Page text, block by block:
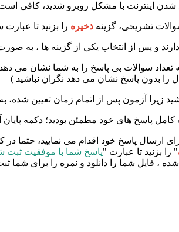
ذخیره را بزنید تا
)
" را بزنید تا عبارت "پاسخ شما با موفقیت ثبت
، فایل شما را دانلود و نمره را برای شما